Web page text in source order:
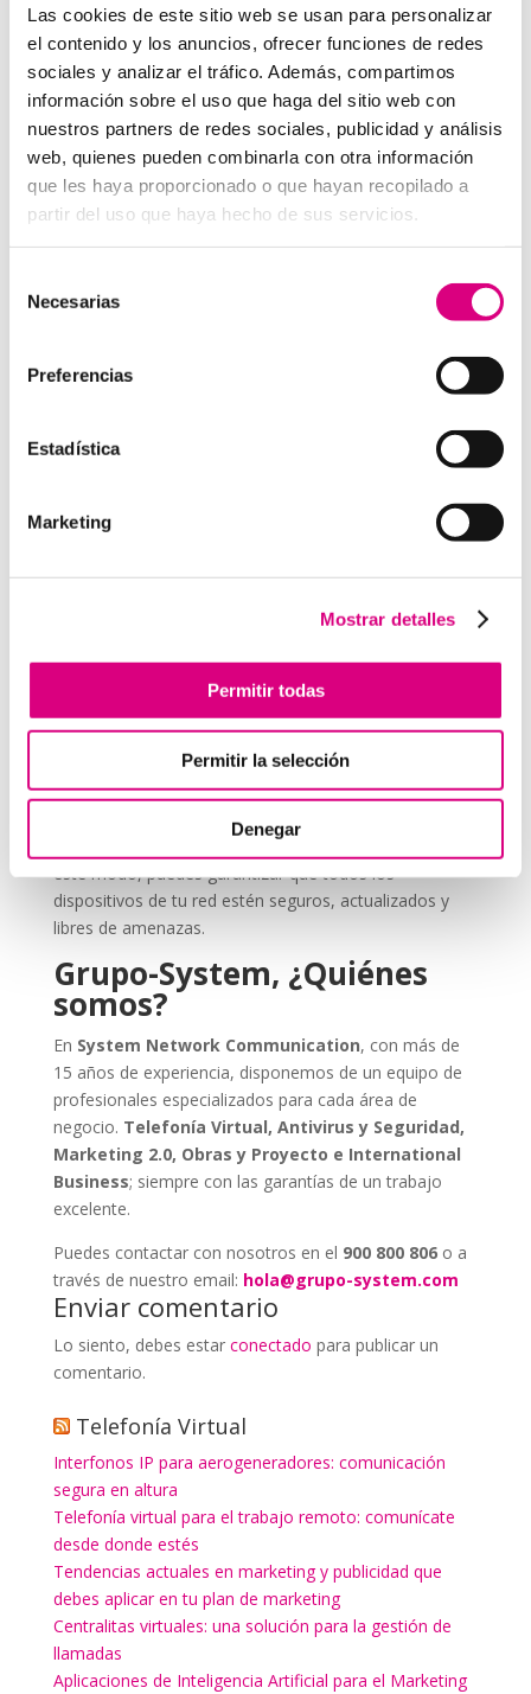
Las cookies de este sitio web se usan para personalizar
el contenido y los anuncios, ofrecer funciones de redes
sociales y analizar el tráfico. Además, compartimos
información sobre el uso que haga del sitio web con
nuestros partners de redes sociales, publicidad y análisis
web, quienes pueden combinarla con otra información
que les haya proporcionado o que hayan recopilado a
partir del uso que haya hecho de sus servicios.
Necesarias
Preferencias
Estadística
Marketing
Mostrar detalles
Permitir todas
Permitir la selección
Denegar
Aquí es donde entra en juego una herramienta
profesional comoESET NOD 32. Esteantivirusha
sido diseñado para ofrecerte un equilibrio óptimo entre
rendimiento, facilidad de uso y detección avanzada de
amenazas.
Gracias a sus capacidades heurísticas y su protección
en tiempo real, ESET NOD 32 detecta y bloquea
que tu equipo siga funcionando con normalidad, sin
interrupciones ni ralentizaciones.
personales y los de tu empresa, así como tus sistemas
red, incluidos los
, el ransomware
Protección Antivirus en el
entorno empresarial
Cuando gestionas un negocio, una única brecha puede
suponer la pérdida de datos confidenciales, la
reputación. Por eso, laprotección antivirusno
puede ser una opción, sino una inversión
imprescindible dentro de tu estrategia deseguridad
ESET NOD 32 ofrece versiones adaptadas para
entornos empresariales, con consolas de
administración remota y escaneos programados. De
este modo, puedes garantizar que todos los
dispositivos de tu red estén seguros, actualizados y
libres de amenazas.
Grupo-System, ¿Quiénes
somos?
En System Network Communication, con más de
15 años de experiencia, disponemos de un equipo de
profesionales especializados para cada área de
negocio. Telefonía Virtual, Antivirus y Seguridad,
Marketing 2.0, Obras y Proyecto e International
Business; siempre con las garantías de un trabajo
excelente.
Puedes contactar con nosotros en el 900 800 806o a
través de nuestro email: hola@grupo-system.com
Enviar comentario
Lo siento, debes estar conectado para publicar un
comentario.
Telefonía Virtual
Interfonos IP para aerogeneradores: comunicación
segura en altura
Telefonía virtual para el trabajo remoto: comunícate
desde donde estés
Tendencias actuales en marketing y publicidad que
debes aplicar en tu plan de marketing
Centralitas virtuales: una solución para la gestión de
llamadas
Aplicaciones de Inteligencia Artificial para el Marketing